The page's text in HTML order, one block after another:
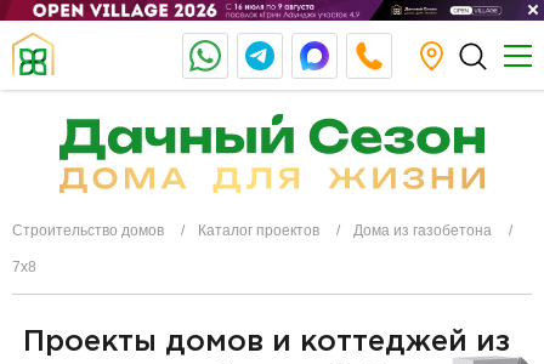
Строительство домов Каталог проектов Дома из газобетона
7x8
Проекты домов и коттеджей из